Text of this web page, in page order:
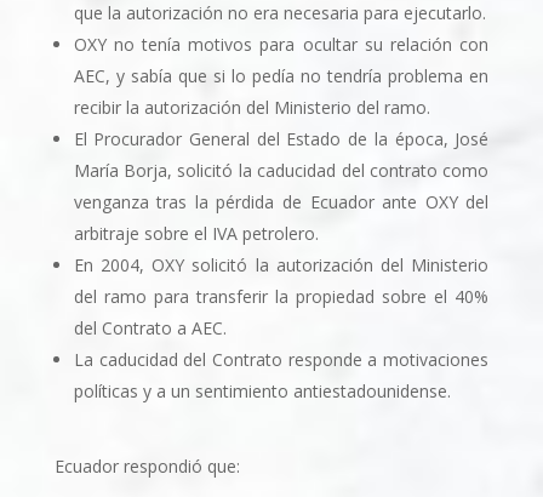
que la autorización no era necesaria para ejecutarlo.
OXY no tení­a motivos para ocultar su relación con
AEC, y sabí­a que si lo pedí­a no tendrí­a problema en
recibir la autorización del Ministerio del ramo.
El Procurador General del Estado de la época, José
Marí­a Borja, solicitó la caducidad del contrato como
venganza tras la pérdida de Ecuador ante OXY del
arbitraje sobre el IVA petrolero.
En 2004, OXY solicitó la autorización del Ministerio
del ramo para transferir la propiedad sobre el 40%
del Contrato a AEC.
La caducidad del Contrato responde a motivaciones
polí­ticas y a un sentimiento antiestadounidense.
Ecuador respondió que: